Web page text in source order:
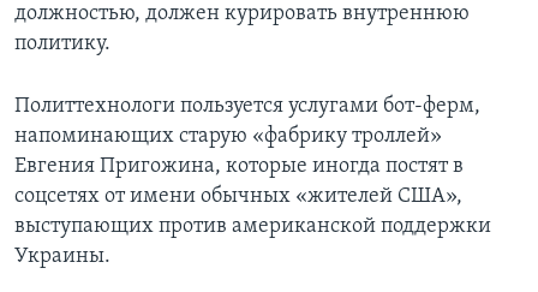
должностью, должен курировать внутреннюю
политику.
Политтехнологи пользуется услугами бот-ферм,
напоминающих старую «фабрику троллей»
Евгения Пригожина, которые иногда постят в
соцсетях от имени обычных «жителей США»,
выступающих против американской поддержки
Украины.